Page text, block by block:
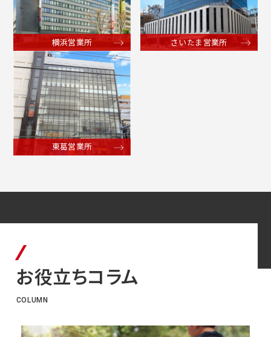
横浜営業所 さいたま営業所
東葛営業所
お役⽴ちコラム
COLUMN